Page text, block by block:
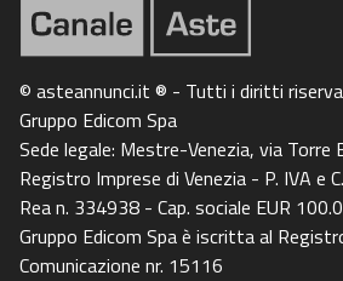
© asteannunci.it ® - Tutti i diritti
Gruppo Edicom Spa
Sede legale: Mestre-Venezia, via Torre
Registro Imprese di Venezia - P. IVA e
Rea n. 334938 - Cap. sociale EUR
Gruppo Edicom Spa è iscritta al
Comunicazione nr. 15116